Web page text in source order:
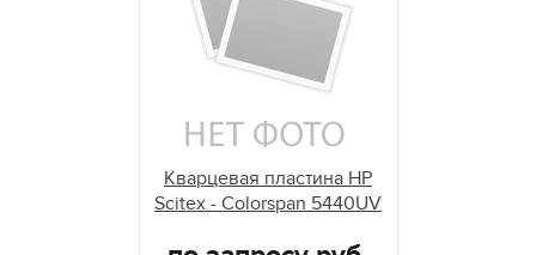
Кварцевая пластина HP
Scitex - Colorspan 5440UV